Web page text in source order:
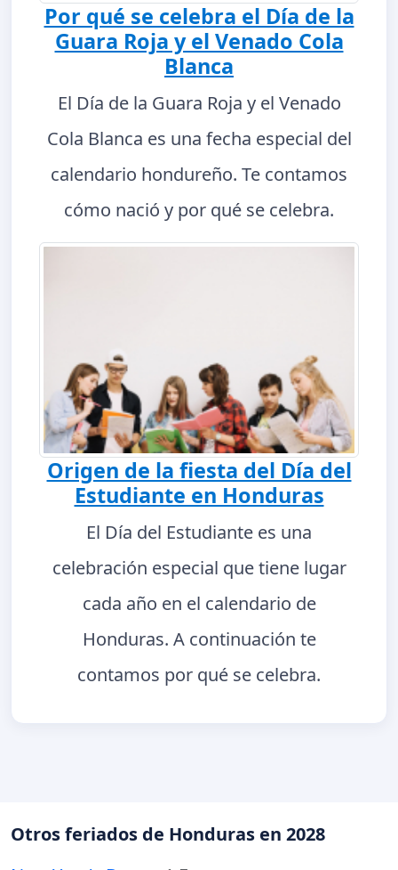
Por qué se celebra el Día de la
Guara Roja y el Venado Cola
Blanca
El Día de la Guara Roja y el Venado
Cola Blanca es una fecha especial del
calendario hondureño. Te contamos
cómo nació y por qué se celebra.
Origen de la fiesta del Día del
Estudiante en Honduras
El Día del Estudiante es una
celebración especial que tiene lugar
cada año en el calendario de
Honduras. A continuación te
contamos por qué se celebra.
Otros feriados de Honduras en 2028